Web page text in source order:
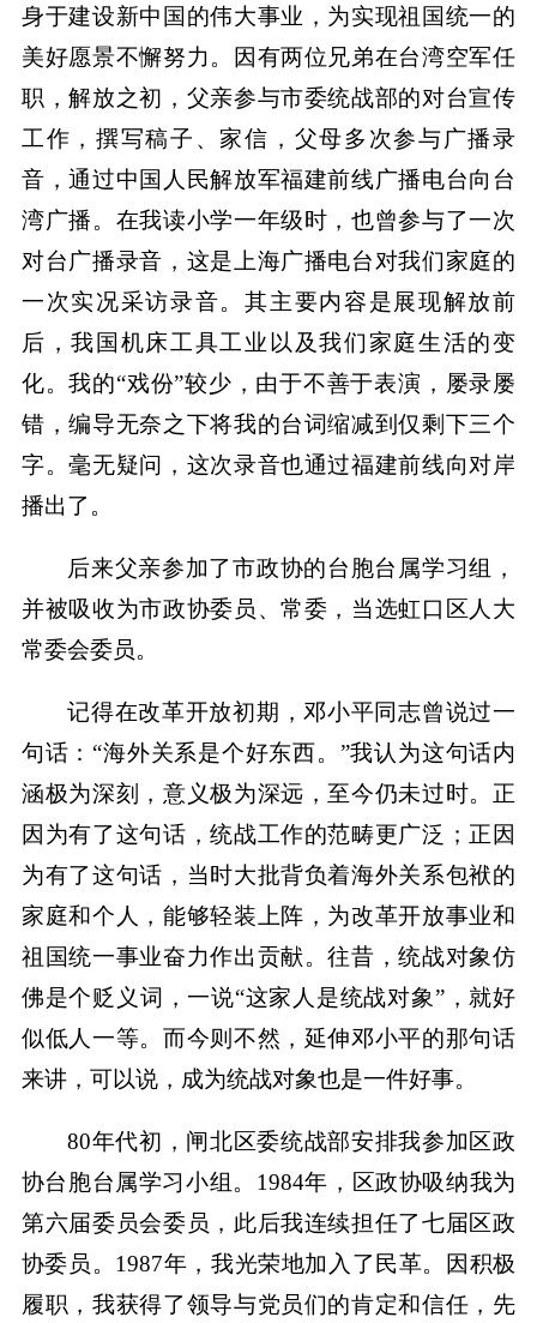
身于建设新中国的伟大事业，为实现祖国统一的
美好愿景不懈努力。因有两位兄弟在台湾空军任
职，解放之初，父亲参与市委统战部的对台宣传
工作，撰写稿子、家信，父母多次参与广播录
音，通过中国人民解放军福建前线广播电台向台
湾广播。在我读小学一年级时，也曾参与了一次
对台广播录音，这是上海广播电台对我们家庭的
一次实况采访录音。其主要内容是展现解放前
后，我国机床工具工业以及我们家庭生活的变
化。我的“戏份”较少，由于不善于表演，屡录屡
错，编导无奈之下将我的台词缩减到仅剩下三个
字。毫无疑问，这次录音也通过福建前线向对岸
播出了。
后来父亲参加了市政协的台胞台属学习组，
并被吸收为市政协委员、常委，当选虹口区人大
常委会委员。
记得在改革开放初期，邓小平同志曾说过一
句话：“海外关系是个好东西。”我认为这句话内
涵极为深刻，意义极为深远，至今仍未过时。正
因为有了这句话，统战工作的范畴更广泛；正因
为有了这句话，当时大批背负着海外关系包袱的
家庭和个人，能够轻装上阵，为改革开放事业和
祖国统一事业奋力作出贡献。往昔，统战对象仿
佛是个贬义词，一说“这家人是统战对象”，就好
似低人一等。而今则不然，延伸邓小平的那句话
来讲，可以说，成为统战对象也是一件好事。
80年代初，闸北区委统战部安排我参加区政
协台胞台属学习小组。1984年，区政协吸纳我为
第六届委员会委员，此后我连续担任了七届区政
协委员。1987年，我光荣地加入了民革。因积极
履职，我获得了领导与党员们的肯定和信任，先